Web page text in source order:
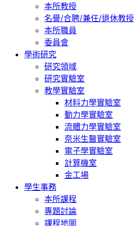
本所教授
名譽/合聘/兼任/退休教授
本所職員
委員會
學術研究
研究領域
研究實驗室
教學實驗室
材料力學實驗室
動力學實驗室
流體力學實驗室
奈米生醫實驗室
電子學實驗室
計算機室
金工場
學生事務
本所課程
專題討論
課程地圖